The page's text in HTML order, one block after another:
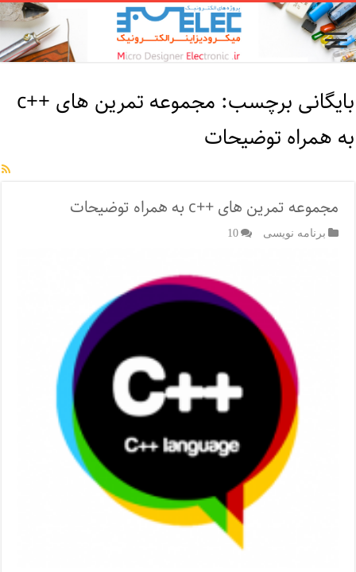
بایگانی برچسب:
مجموعه تمرین های ++c
به همراه توضیحات
مجموعه تمرین های ++c به همراه توضیحات
برنامه نویسی 10